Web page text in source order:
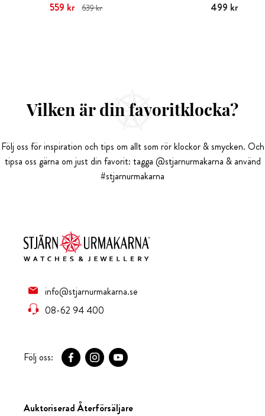
Nuvarande pris: 559 kr
559 kr 639 kr Pris:499 kr
499 kr
Vilken är din favoritklocka?
Följ oss för inspiration och tips om allt som rör klockor & smycken. Och
tipsa oss gärna om just din favorit: tagga @stjarnurmakarna & använd
#stjarnurmakarna
info@stjarnurmakarna.se
08-62 94 400
Följ oss:
Auktoriserad Återförsäljare